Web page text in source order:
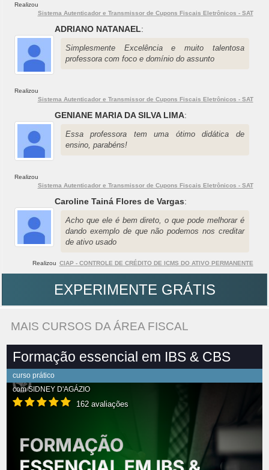
Realizou
Sistema Autenticador e Transmissor de Cupons Fiscais Eletrônicos - SAT
ADRIANO NATANAEL:
Simplesmente Excelência e muito talentosa
professora com foco e domínio do assunto
Realizou
Sistema Autenticador e Transmissor de Cupons Fiscais Eletrônicos - SAT
GENIANE MARIA DA SILVA LIMA:
Essa professora tem uma ótimo didática de
ensino, parabéns!
Realizou
Sistema Autenticador e Transmissor de Cupons Fiscais Eletrônicos - SAT
Caroline Tainá Flores de Vargas:
Acho que ele é bem direto, o que pode melhorar é
dando exemplo de que não podemos nos creditar
de ativo usado
Realizou CIAP - CONTROLE DE CRÉDITO DE ICMS DO ATIVO PERMANENTE
EXPERIMENTE GRÁTIS
MAIS CURSOS DA ÁREA FISCAL
Formação essencial em IBS & CBS
curso prático
comSIDNEY D'AGÁZIO
162 avaliações